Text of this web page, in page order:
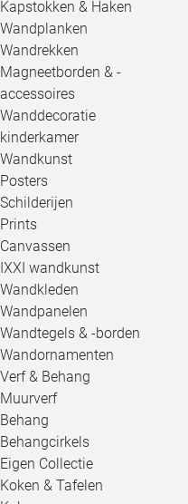
Kapstokken & Haken
Wandplanken
Wandrekken
Magneetborden & -
accessoires
Wanddecoratie
kinderkamer
Wandkunst
Posters
Schilderijen
Prints
Canvassen
IXXI wandkunst
Wandkleden
Wandpanelen
Wandtegels & -borden
Wandornamenten
Verf & Behang
Muurverf
Behang
Behangcirkels
Eigen Collectie
Koken & Tafelen